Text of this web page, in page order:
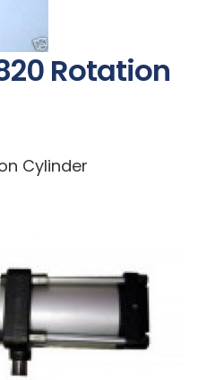
Rotation
Cylinder